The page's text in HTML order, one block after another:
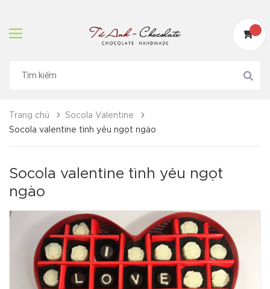
Trang chủ
Socola Valentine
Socola valentine tình yêu ngọt ngào
Socola valentine tình yêu ngọt
ngào